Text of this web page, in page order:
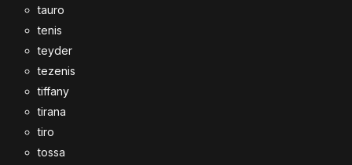
tauro
tenis
teyder
tezenis
tiffany
tirana
tiro
tossa